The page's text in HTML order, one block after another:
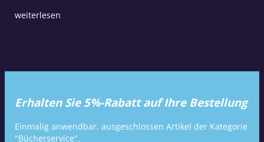
weiterlesen
Erhalten Sie 5%-Rabatt auf Ihre Bestellung
Einmalig anwendbar, ausgeschlossen Artikel der Kategorie
"Bücherservice".